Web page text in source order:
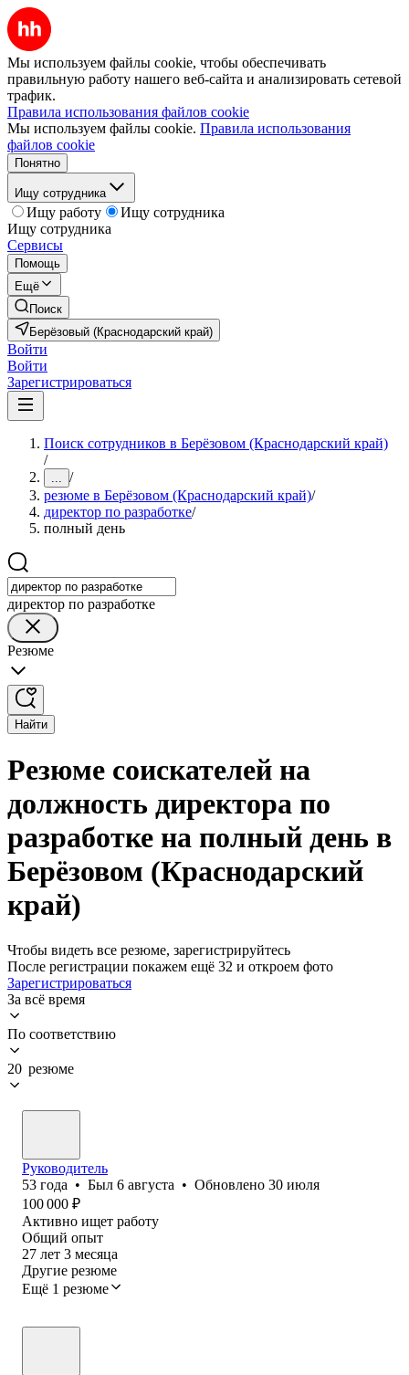
Мы используем файлы cookie, чтобы обеспечивать
правильную работу нашего веб-сайта и анализировать сетевой
трафик.
Правила использования файлов cookie
Мы используем файлы cookie. Правила использования
файлов cookie
Понятно
Ищу сотрудника
Ищу работу
Ищу сотрудника
Ищу сотрудника
Сервисы
Помощь
Ещё
Поиск
Берёзовый (Краснодарский край)
Войти
Войти
Зарегистрироваться
Поиск сотрудников в Берёзовом (Краснодарский край)
/
... /
резюме в Берёзовом (Краснодарский край)/
директор по разработке/
полный день
директор по разработке
Резюме
Найти
Резюме соискателей на
должность директора по
разработке на полный день в
Берёзовом (Краснодарский
край)
Чтобы видеть все резюме, зарегистрируйтесь
После регистрации покажем ещё 32 и откроем фото
Зарегистрироваться
За всё время
По соответствию
20 резюме
Руководитель
53 года • Был 6 августа • Обновлено 30 июля
100 000 ₽
Активно ищет работу
Общий опыт
27 лет 3 месяца
Другие резюме
Ещё 1 резюме